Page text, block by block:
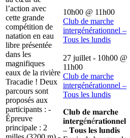
l’action avec
cette grande
compétition de
natation en eau
libre présentée
dans les
magnifiques
eaux de la rivière
Tracadie ! Deux
parcours sont
proposés aux
participants : -
Épreuve
principale : 2
10h00 @ 11h00
Club de marche
intergénérationnel –
Tous les lundis
27 juillet - 10h00 @
11h00
Club de marche
intergénérationnel –
Tous les lundis
𝐂𝐥𝐮𝐛 𝐝𝐞 𝐦𝐚𝐫𝐜𝐡𝐞
𝐢𝐧𝐭𝐞𝐫𝐠é𝐧é𝐫𝐚𝐭𝐢𝐨𝐧𝐧𝐞𝐥
– 𝐓𝐨𝐮𝐬 𝐥𝐞𝐬 𝐥𝐮𝐧𝐝𝐢𝐬